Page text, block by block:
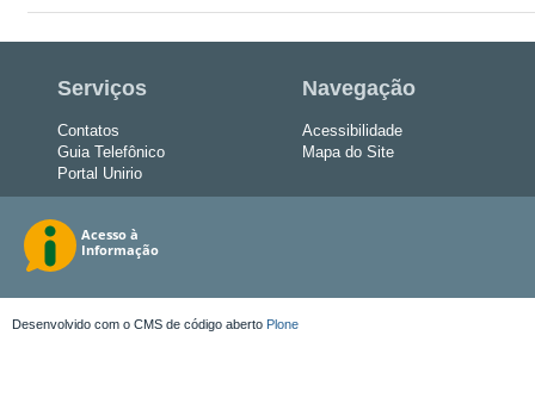
Serviços
Contatos
Guia Telefônico
Portal Unirio
Navegação
Acessibilidade
Mapa do Site
Desenvolvido com o CMS de código aberto Plone